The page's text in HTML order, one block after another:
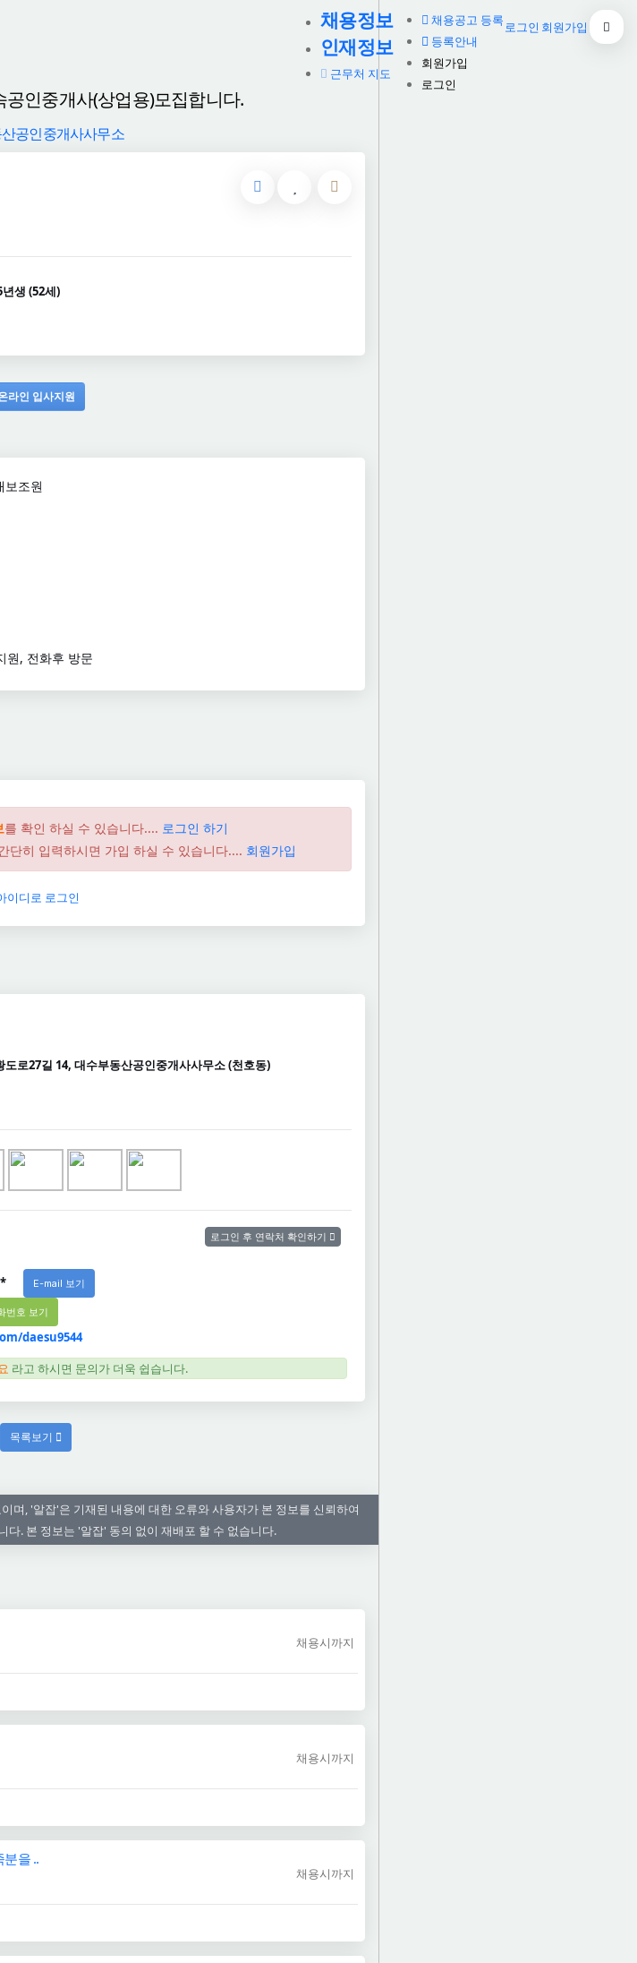
채용정보
인재정보
근무처 지도
채용공고 등록
등록안내
회원가입
로그인
로그인 회원가입
인중개사(상업용)모집합니다.
공인중개사사무소
생 (52세)
라인 입사지원
보조원
원, 전화후 방문
를 확인 하실 수 있습니다.... 로그인 하기
단히 입력하시면 가입 하실 수 있습니다.... 회원가입
로27길 14, 대수부동산공인중개사사무소 (천호동)
로그인 후 연락처 확인하기
E-mail 보기
번호 보기
daesu9544
라고 하시면 문의가 더욱 쉽습니다.
목록보기
며, '알잡'은 기재된 내용에 대한 오류와 사용자가 본 정보를 신뢰하여
다. 본 정보는 '알잡' 동의 없이 재배포 할 수 없습니다.
채용시까지
채용시까지
을 ..
채용시까지